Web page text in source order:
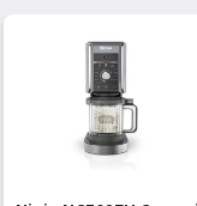
Gewicht